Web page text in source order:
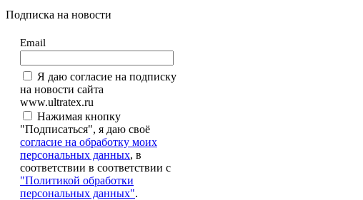
Подписка на новости
Email
Я даю согласие на подписку
на новости сайта
www.ultratex.ru
Нажимая кнопку
"Подписаться", я даю своё
согласие на обработку моих
персональных данных, в
соответствии в соответствии с
"Политикой обработки
персональных данных".